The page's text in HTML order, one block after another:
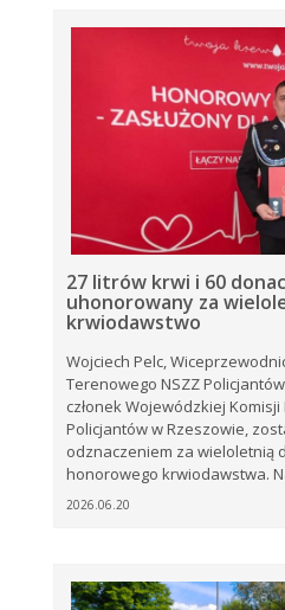
27 litrów krwi i 60
uhonorowany za
krwiodawstwo
Wojciech Pelc,
Terenowego NSZZ
członek Wojewódzkiej
Policjantów w Rzeszowie,
odznaczeniem za wieloletnią
honorowego krwiodawstwa.
2026.06.20